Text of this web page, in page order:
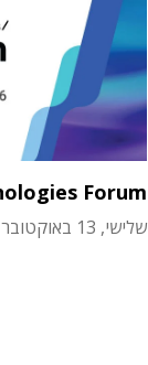
Forum
שלישי, 13 באוקטובר 2026